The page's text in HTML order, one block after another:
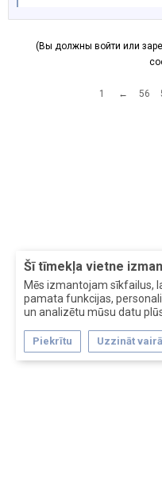
Šī tīmekļa vietne
Mēs izmantojam sīkfailus,
pamata funkcijas,
un analizētu mūsu datu
Piekrītu Uzzināt
(Вы должны войти или
1 ← 56